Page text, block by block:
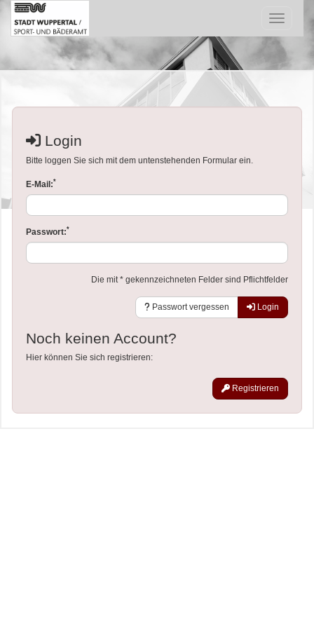
Menü
Login
Bitte loggen Sie sich mit dem untenstehenden Formular ein.
E-Mail:*
Passwort:*
Die mit * gekennzeichneten Felder sind Pflichtfelder
Passwort vergessen Login
Noch keinen Account?
Hier können Sie sich registrieren:
Registrieren